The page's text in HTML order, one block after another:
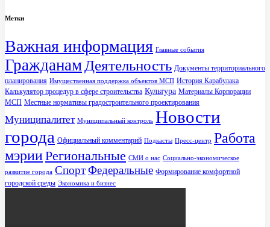
Метки
Важная информация Главные события
Гражданам Деятельность Документы территориального
планирования Имущественная поддержка объектов МСП История Карабулака
Калькулятор процедур в сфере строительства Культура Материалы Корпорации
МСП Местные нормативы градостроительного проектирования
Муниципалитет Муниципальный контроль Новости
города Официальный комментарий Подкасты Пресс-центр Работа
мэрииРегиональные СМИ о нас Социально-экономическое
развитие города СпортФедеральные Формирование комфортной
городской среды Экономика и бизнес